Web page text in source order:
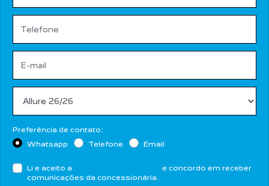
Preferência de contato:
Whatsapp
Telefone Email
Li e aceito a
e concordo em receber
comunicações da concessionária.